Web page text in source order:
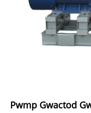
Pwmp Gwactod